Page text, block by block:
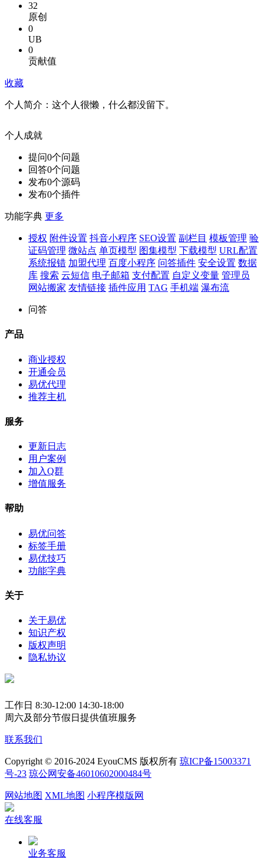
32
原创
0
UB
0
贡献值
收藏
个人简介： 这个人很懒，什么都没留下。
个人成就
提问0个问题
回答0个问题
发布0个源码
发布0个插件
功能字典 更多
授权 附件设置 抖音小程序 SEO设置 副栏目 模板管理 验
证码管理 微站点 单页模型 图集模型 下载模型 URL配置
系统报错 加盟代理 百度小程序 问答插件 安全设置 数据
库 搜索 云短信 电子邮箱 支付配置 自定义变量 管理员
网站搬家 友情链接 插件应用 TAG 手机端 瀑布流
问答
产品
商业授权
开通会员
易优代理
推荐主机
服务
更新日志
用户案例
加入Q群
增值服务
帮助
易优问答
标签手册
易优技巧
功能字典
关于
关于易优
知识产权
版权声明
隐私协议
工作日 8:30-12:00 14:30-18:00
周六及部分节假日提供值班服务
联系我们
Copyright © 2016-2024 EyouCMS 版权所有 琼ICP备15003371
号-23 琼公网安备46010602000484号
网站地图 XML地图 小程序模版网
在线客服
业务客服